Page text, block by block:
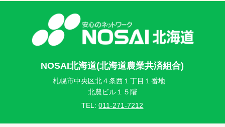
NOSAI北海道(北海道農業共済組合)
札幌市中央区北４条西１丁目１番地
北農ビル１５階
TEL:011-271-7212